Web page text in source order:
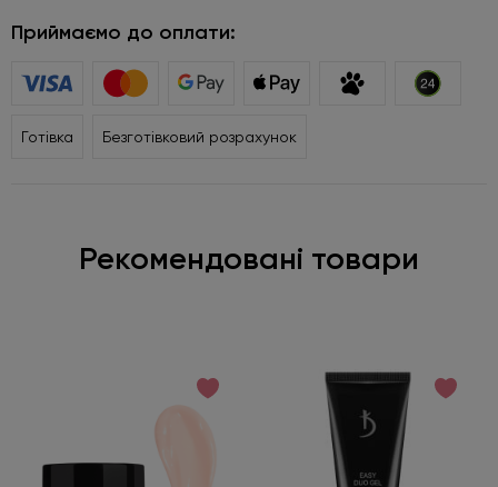
Приймаємо до оплати:
Готівка Безготівковий розрахунок
Рекомендовані товари